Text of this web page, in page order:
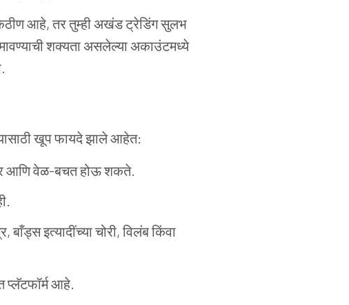
आहे, तर तुम्ही अखंड ट्रेडिंग सुलभ
शक्यता असलेल्या अकाउंटमध्ये
खूप फायदे झाले आहेत:
आणि वेळ-बचत होऊ शकते.
इत्यादींच्या चोरी, विलंब किंवा
प्लॅटफॉर्म आहे.